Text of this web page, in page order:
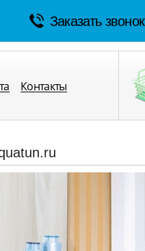
Заказать звонок
Контакты